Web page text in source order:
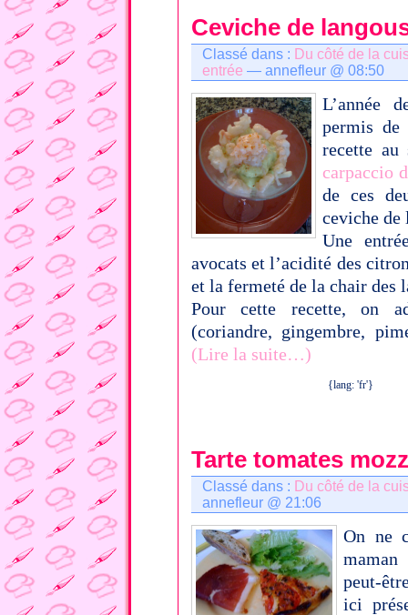
Ceviche de
Classé dans : Du côté de la
entrée — annefleur @ 08:50
L’année
permis
recette au
carpaccio
de ces
ceviche de
Une
avocats et l’acidité des
et la fermeté de la chair des
Pour cette recette, on
(coriandre, gingembre,
(Lire la suite…)
{lang: 'fr'}
Tarte tomates
Classé dans : Du côté de la
annefleur @ 21:06
On ne
peut-
ici